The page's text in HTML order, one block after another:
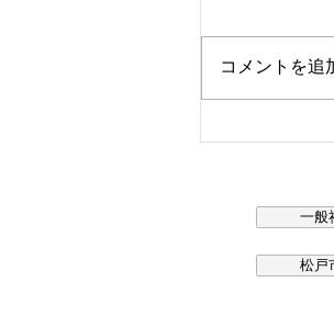
コメントを追
一般
松戸